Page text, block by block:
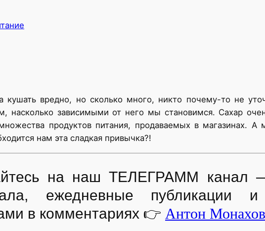
кушать вредно, но сколько много, никто почему-то не
насколько зависимыми от него мы становимся. Сахар
продуктов питания, продаваемых в магазинах.
нам эта сладкая привычка?!
на наш ТЕЛЕГРАММ канал
ежедневные публикации и
в комментариях 👉 Антон